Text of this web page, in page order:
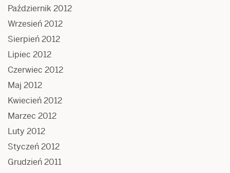
Październik 2012
Wrzesień 2012
Sierpień 2012
Lipiec 2012
Czerwiec 2012
Maj 2012
Kwiecień 2012
Marzec 2012
Luty 2012
Styczeń 2012
Grudzień 2011